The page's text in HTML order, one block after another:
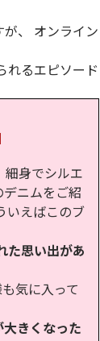
、 オンライン
れるエピソード
細身でシルエ
ニムをご紹
いえばこのブ
た思い出があ
気に入って
きくなった